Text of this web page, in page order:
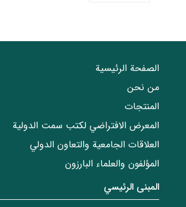
الصفحة الرئيسية
من نحن
المنتجات
المعرض الافتراضي لكتب سمت الدولية
العلاقات الجامعیة والتعاون الدولي
المؤلفون والعلماء البارزون
المبنی الرئيسي